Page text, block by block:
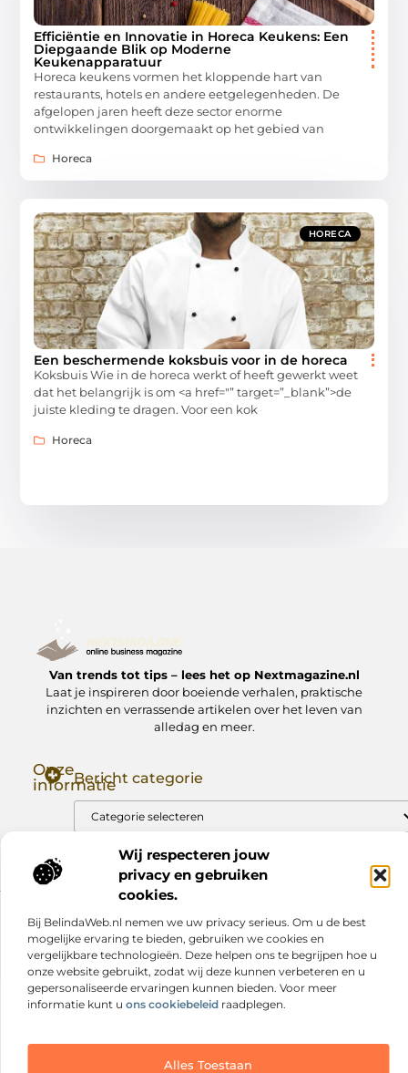
Wij respecteren jouw
privacy en gebruiken
cookies.
Bij BelindaWeb.nl nemen we uw privacy serieus. Om u de best
mogelijke ervaring te bieden, gebruiken we cookies en
vergelijkbare technologieën. Deze helpen ons te begrijpen hoe u
onze website gebruikt, zodat wij deze kunnen verbeteren en u
gepersonaliseerde ervaringen kunnen bieden. Voor meer
informatie kunt u ons cookiebeleid raadplegen.
Alles Toestaan
Efficiëntie en Innovatie in Horeca Keukens: Een
Diepgaande Blik op Moderne
Keukenapparatuur
Horeca keukens vormen het kloppende hart van
restaurants, hotels en andere eetgelegenheden. De
afgelopen jaren heeft deze sector enorme
ontwikkelingen doorgemaakt op het gebied van
Horeca
HORECA
Een beschermende koksbuis voor in de horeca
Koksbuis Wie in de horeca werkt of heeft gewerkt weet
dat het belangrijk is om <a href="” target=”_blank”>de
juiste kleding te dragen. Voor een kok
Horeca
Van trends tot tips – lees het op Nextmagazine.nl
Laat je inspireren door boeiende verhalen, praktische
inzichten en verrassende artikelen over het leven van
alledag en meer.
Onze
informatieBericht categorie
Website index
Cookiebeleid (EU)
@2025 www.nextmagazine.nl. All Right Reserved.